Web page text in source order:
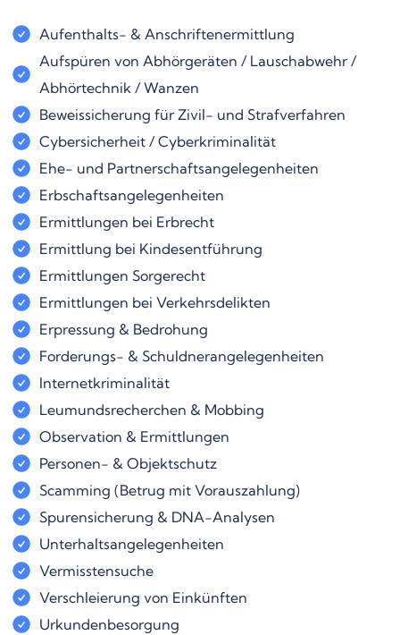
Aufenthalts- & Anschriftenermittlung
Aufspüren von Abhörgeräten / Lauschabwehr /
Abhörtechnik / Wanzen
Beweissicherung für Zivil- und Strafverfahren
Cybersicherheit / Cyberkriminalität
Ehe- und Partnerschaftsangelegenheiten
Erbschaftsangelegenheiten
Ermittlungen bei Erbrecht
Ermittlung bei Kindesentführung
Ermittlungen Sorgerecht
Ermittlungen bei Verkehrsdelikten
Erpressung & Bedrohung
Forderungs- & Schuldnerangelegenheiten
Internetkriminalität
Leumundsrecherchen & Mobbing
Observation & Ermittlungen
Personen- & Objektschutz
Scamming (Betrug mit Vorauszahlung)
Spurensicherung & DNA-Analysen
Unterhaltsangelegenheiten
Vermisstensuche
Verschleierung von Einkünften
Urkundenbesorgung